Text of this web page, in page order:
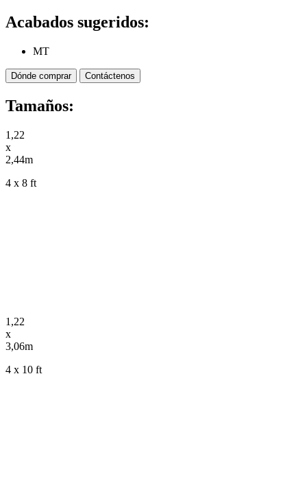
Acabados sugeridos:
MT
Dónde comprar Contáctenos
Tamaños:
1,22
x
2,44m
4 x 8 ft
1,22
x
3,06m
4 x 10 ft